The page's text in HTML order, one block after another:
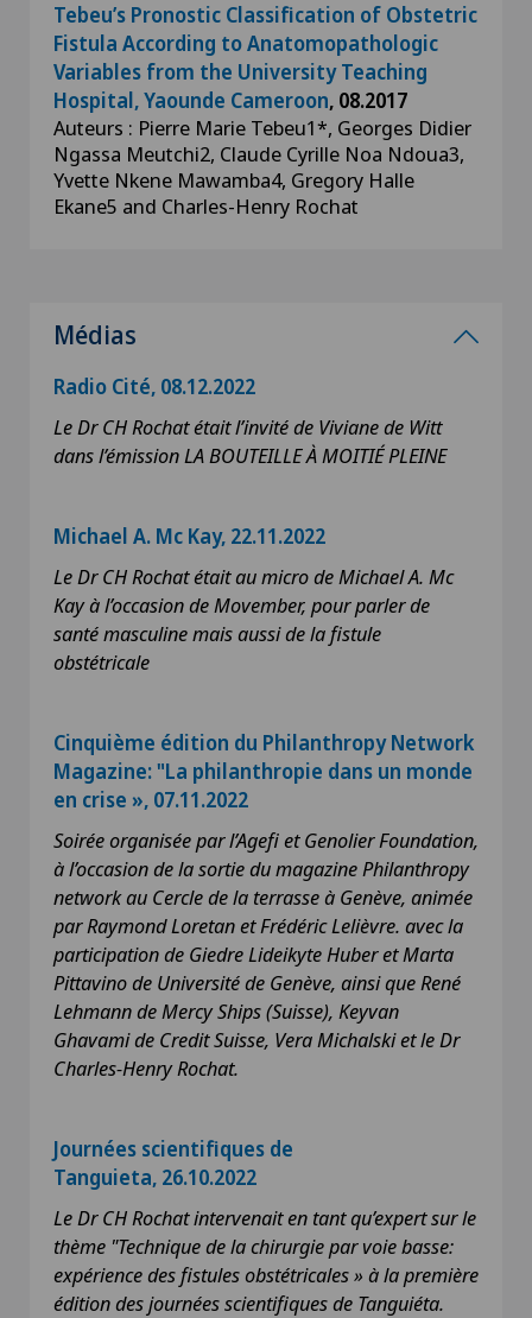
Tebeu’s Pronostic Classification of Obstetric
Fistula According to Anatomopathologic
Variables from the University Teaching
Hospital, Yaounde Cameroon, 08.2017
Auteurs : Pierre Marie Tebeu1*, Georges Didier
Ngassa Meutchi2, Claude Cyrille Noa Ndoua3,
Yvette Nkene Mawamba4, Gregory Halle
Ekane5 and Charles-Henry Rochat
Médias
Radio Cité, 08.12.2022
Le Dr CH Rochat était l’invité de Viviane de Witt
dans l’émission LA BOUTEILLE À MOITIÉ PLEINE
Michael A. Mc Kay, 22.11.2022
Le Dr CH Rochat était au micro de Michael A. Mc
Kay à l’occasion de Movember, pour parler de
santé masculine mais aussi de la fistule
obstétricale
Cinquième édition du Philanthropy Network
Magazine: "La philanthropie dans un monde
en crise », 07.11.2022
Soirée organisée par l’Agefi et Genolier Foundation,
à l’occasion de la sortie du magazine Philanthropy
network au Cercle de la terrasse à Genève, animée
par Raymond Loretan et Frédéric Lelièvre. avec la
participation de Giedre Lideikyte Huber et Marta
Pittavino de Université de Genève, ainsi que René
Lehmann de Mercy Ships (Suisse), Keyvan
Ghavami de Credit Suisse, Vera Michalski et le Dr
Charles-Henry Rochat.
Journées scientifiques de
Tanguieta, 26.10.2022
Le Dr CH Rochat intervenait en tant qu’expert sur le
thème "Technique de la chirurgie par voie basse:
expérience des fistules obstétricales » à la première
édition des journées scientifiques de Tanguiéta.